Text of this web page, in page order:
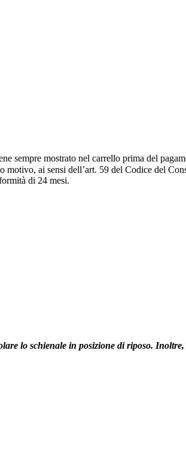
sempre mostrato nel carrello prima del
ai sensi dell’art. 59 del Codice del
di 24 mesi.
lo schienale in posizione di riposo.